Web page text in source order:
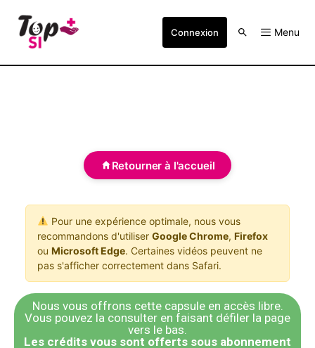
Connexion Menu
Retourner à l'accueil
Pour une expérience optimale, nous vous
recommandons d'utiliser Google Chrome, Firefox
ou Microsoft Edge. Certaines vidéos peuvent ne
pas s'afficher correctement dans Safari.
Nous vous offrons cette capsule en accès libre.
Vous pouvez la consulter en faisant défiler la page
vers le bas.
​Les crédits vous sont offerts sous abonnement